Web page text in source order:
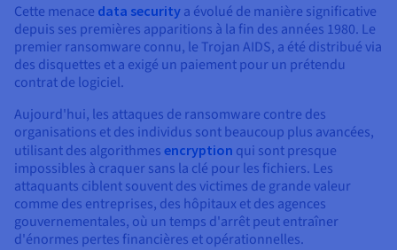
Cette menace data security a évolué de manière significative
depuis ses premières apparitions à la fin des années 1980. Le
premier ransomware connu, le Trojan AIDS, a été distribué via
des disquettes et a exigé un paiement pour un prétendu
contrat de logiciel.
Aujourd'hui, les attaques de ransomware contre des
organisations et des individus sont beaucoup plus avancées,
utilisant des algorithmes encryption qui sont presque
impossibles à craquer sans la clé pour les fichiers. Les
attaquants ciblent souvent des victimes de grande valeur
comme des entreprises, des hôpitaux et des agences
gouvernementales, où un temps d'arrêt peut entraîner
d'énormes pertes financières et opérationnelles.